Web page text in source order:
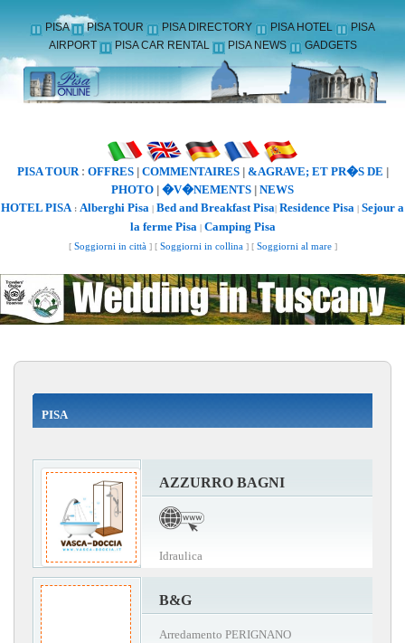
PISA PISA TOUR PISA DIRECTORY PISA HOTEL
PISA
AIRPORT
PISA CAR RENTAL PISA NEWS GADGETS
PISA TOUR: OFFRES| COMMENTAIRES| &AGRAVE; ET PR�S DE
PHOTO �V�NEMENTS NEWS
HOTEL PISA: Alberghi Pisa | Bed and Breakfast Pisa| Residence Pisa | Sejour a
la ferme Pisa| Camping Pisa
[ Soggiorni in città] [ Soggiorni in collina] [ Soggiorni al mare]
PISA
AZZURRO BAGNI
Idraulica
B&G
Arredamento PERIGNANO